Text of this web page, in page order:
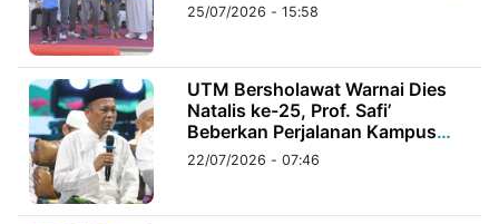
2026
PT.
Kabarbaru
Media
Holding
25/07/2026 - 15:58
UTM Bersholawat Warnai Dies
Natalis ke-25, Prof. Safi’
Beberkan Perjalanan Kampus
dari Unibang hingga Miliki 48
Prodi
22/07/2026 - 07:46